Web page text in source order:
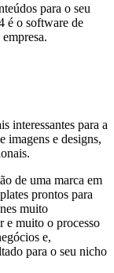
para o seu
é o software de
interessantes para a
imagens e designs,
de uma marca em
prontos para
muito
e muito o processo
e,
para o seu nicho